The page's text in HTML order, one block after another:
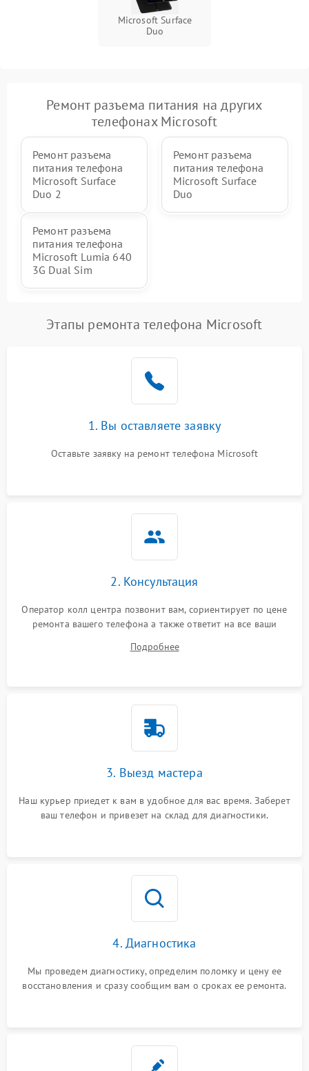
Microsoft Surface
Duo
Ремонт разъема питания на других
телефонах Microsoft
Ремонт разъема
питания телефона
Microsoft Surface
Duo 2
Ремонт разъема
питания телефона
Microsoft Surface
Duo
Ремонт разъема
питания телефона
Microsoft Lumia 640
3G Dual Sim
Этапы ремонта телефона Microsoft
1. Вы оставляете заявку
Оставьте заявку на ремонт телефона Microsoft
2. Консультация
Оператор колл центра позвонит вам, сориентирует по цене
ремонта вашего телефона а также ответит на все ваши
Подробнее
3. Выезд мастера
Наш курьер приедет к вам в удобное для вас время. Заберет
ваш телефон и привезет на склад для диагностики.
4. Диагностика
Мы проведем диагностику, определим поломку и цену ее
восстановления и сразу сообщим вам о сроках ее ремонта.